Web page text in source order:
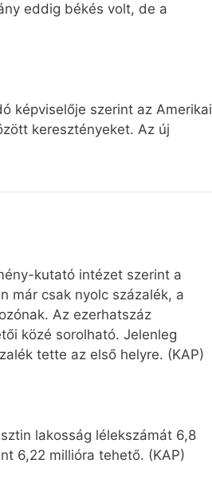
eddig békés volt, de a
képviselője szerint az Amerikai
keresztényeket. Az új
kutató intézet szerint a
már csak nyolc százalék, a
Az ezerhatszáz
közé sorolható. Jelenleg
tette az első helyre. (KAP)
lakosság lélekszámát 6,8
6,22 millióra tehető. (KAP)